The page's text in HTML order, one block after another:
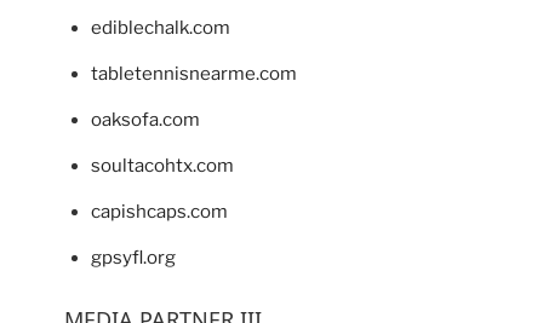
ediblechalk.com
tabletennisnearme.com
oaksofa.com
soultacohtx.com
capishcaps.com
gpsyfl.org